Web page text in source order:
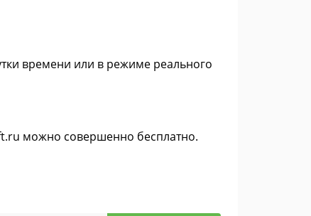
времени или в режиме реального
можно совершенно бесплатно.